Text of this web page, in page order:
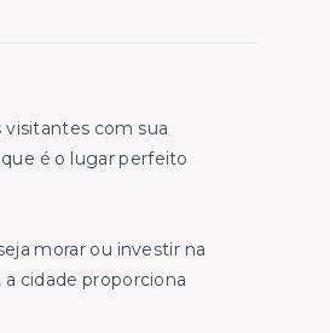
visitantes com sua
é o lugar perfeito
morar ou investir na
cidade proporciona